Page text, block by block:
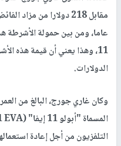
11، وهذا يعني أن قيمة هذه
الدولارات.
التلفزيون من أجل إعادة